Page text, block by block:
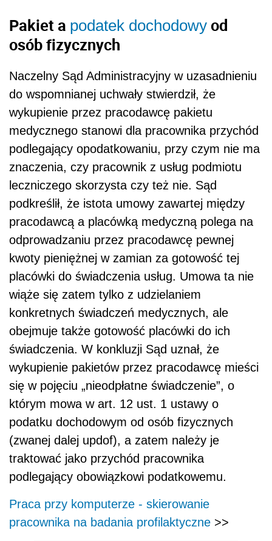
Pakiet a podatek dochodowy od
osób fizycznych
Naczelny Sąd Administracyjny w uzasadnieniu
do wspomnianej uchwały stwierdził, że
wykupienie przez pracodawcę pakietu
medycznego stanowi dla pracownika przychód
podlegający opodatkowaniu, przy czym nie ma
znaczenia, czy pracownik z usług podmiotu
leczniczego skorzysta czy też nie. Sąd
podkreślił, że istota umowy zawartej między
pracodawcą a placówką medyczną polega na
odprowadzaniu przez pracodawcę pewnej
kwoty pieniężnej w zamian za gotowość tej
placówki do świadczenia usług. Umowa ta nie
wiąże się zatem tylko z udzielaniem
konkretnych świadczeń medycznych, ale
obejmuje także gotowość placówki do ich
świadczenia. W konkluzji Sąd uznał, że
wykupienie pakietów przez pracodawcę mieści
się w pojęciu „nieodpłatne świadczenie”, o
którym mowa w art. 12 ust. 1 ustawy o
podatku dochodowym od osób fizycznych
(zwanej dalej updof), a zatem należy je
traktować jako przychód pracownika
podlegający obowiązkowi podatkowemu.
Praca przy komputerze - skierowanie
pracownika na badania profilaktyczne >>